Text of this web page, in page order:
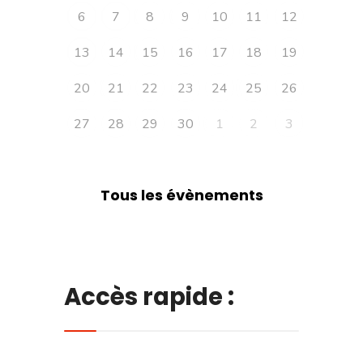
6
7 8 9 10 11
12
13
14 15 16 17 18
19
20
21 22 23 24 25
26
27
28 29 30 1 2 3
Tous les évènements
Accès rapide :